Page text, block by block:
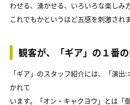
わせる、湧かせる、いろいろな楽しみ
これでもかというほど五感を刺激されま
観客が、「ギア」の１番の
「ギア」のスタッフ紹介には、「演
かれて
います。「オン・キャクヨウ」とは「